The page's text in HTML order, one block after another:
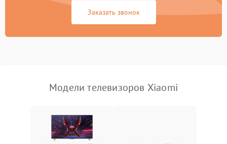
Заказать звонок
Модели телевизоров Xiaomi